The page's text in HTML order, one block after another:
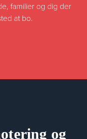
familier og dig der
at bo.
og